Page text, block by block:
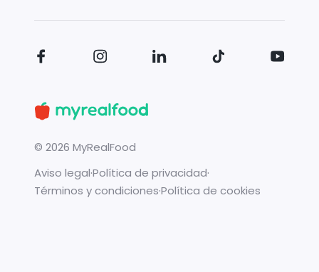
© 2026 MyRealFood
Aviso legal·Política de privacidad·
Términos y condiciones·Política de cookies